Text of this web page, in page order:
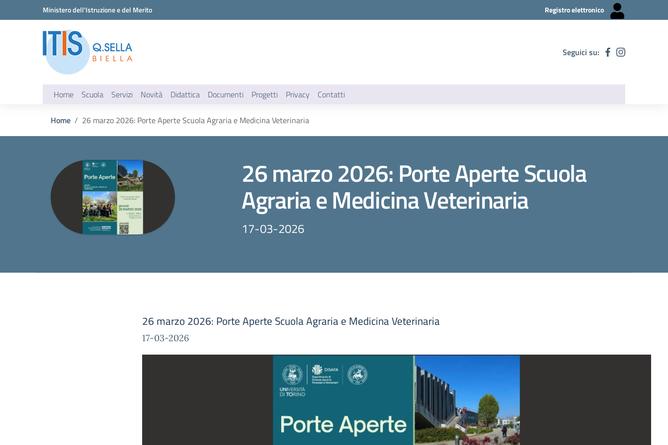
Vai ai contenuti
Vai al menu di navigazioneMinistero dell'Istruzione e del Merito Registro elettronico
Seguici su:
Home Scuola Servizi Novità Didattica Documenti Progetti Privacy Contatti
Home 26 marzo 2026: Porte Aperte Scuola Agraria e Medicina Veterinaria
26 marzo 2026: Porte Aperte Scuola
Agraria e Medicina Veterinaria
17-03-2026
26 marzo 2026: Porte Aperte Scuola Agraria e Medicina Veterinaria
17-03-2026